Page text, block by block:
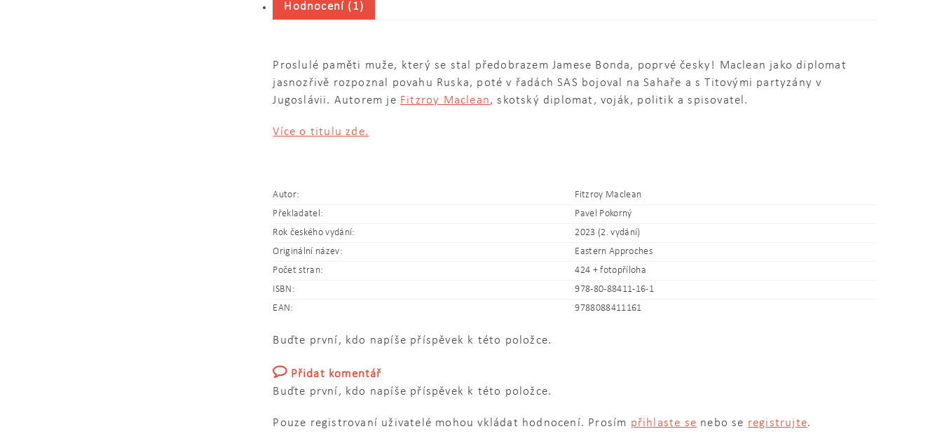
Hodnocení (1)
Proslulé paměti muže, který se stal předobrazem Jamese Bonda, poprvé česky! Maclean jako diplomat
jasnozřivě rozpoznal povahu Ruska, poté v řadách SAS bojoval na Sahaře a s Titovými partyzány v
Jugoslávii. Autorem je Fitzroy Maclean, skotský diplomat, voják, politik a spisovatel.
Více o titulu zde.
Autor:
Fitzroy Maclean
Překladatel:
Pavel Pokorný
Rok českého vydání:
2023 (2. vydání)
Originální název:
Eastern Approches
Počet stran:
424 + fotopříloha
ISBN:
978-80-88411-16-1
EAN:
9788088411161
Buďte první, kdo napíše příspěvek k této položce.
Přidat komentář
Buďte první, kdo napíše příspěvek k této položce.
Pouze registrovaní uživatelé mohou vkládat hodnocení. Prosím přihlaste se nebo se registrujte.